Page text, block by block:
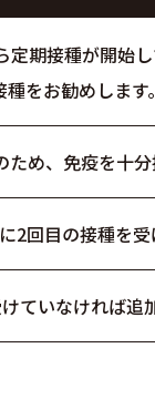
期接種が開始
をお勧めします
め、免疫を十
回目の接種を
ていなければ追